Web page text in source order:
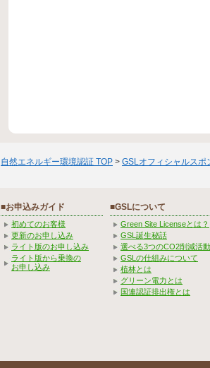
自然エネルギー環境認証 TOP > GSLオフィシャルスポ
■お申込みガイド
初めてのお客様
更新のお申し込み
ライト版のお申し込み
ライト版から乗換の
お申し込み
■GSLについて
Green Site Licenseとは？
GSL誕生秘話
選べる3つのCO2削減活動
GSLの仕組みについて
植林とは
グリーン電力とは
国連認証排出権とは